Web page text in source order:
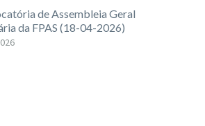
de Assembleia Geral
da FPAS (18-04-2026)